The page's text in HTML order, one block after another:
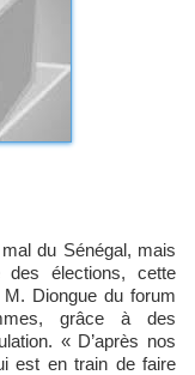
du Sénégal, mais
des élections, cette
Diongue du forum
grâce à des
« D’après nos
est en train de faire